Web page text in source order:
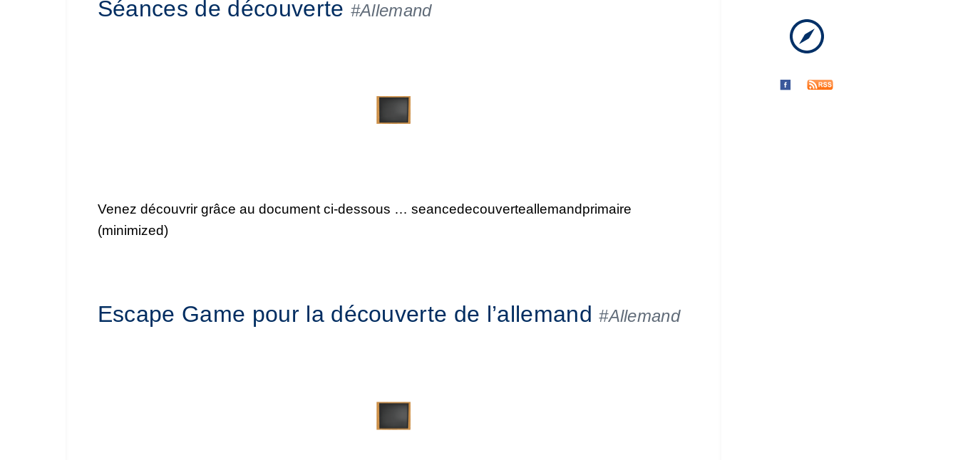
Séances de découverte #Allemand
Venez découvrir grâce au document ci-dessous … seancedecouverteallemandprimaire
(minimized)
Escape Game pour la découverte de l’allemand#Allemand